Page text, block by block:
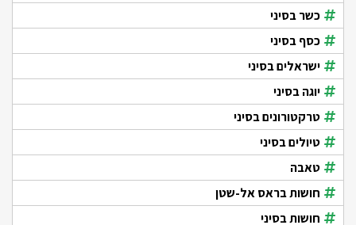
כשר בסיני
כסף בסיני
ישראלים בסיני
יוגה בסיני
טרקטורונים בסיני
טיולים בסיני
טאבה
חושות בראס אל-שטן
חושות בסיני